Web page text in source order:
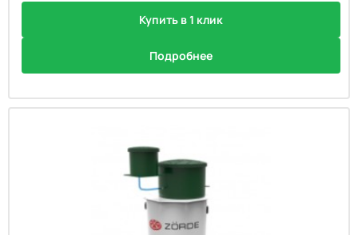
Купить в 1 клик
Подробнее